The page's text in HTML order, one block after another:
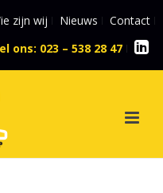
zijn wij Nieuws
Contact
ons: 023 – 538 28 47